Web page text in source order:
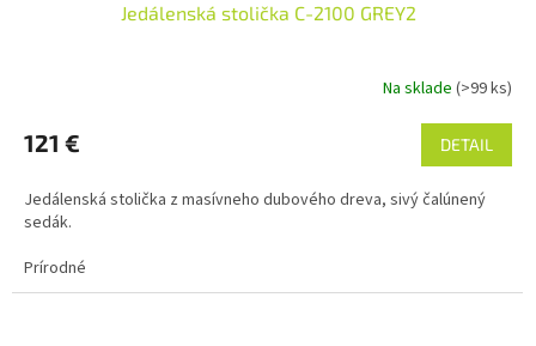
Jedálenská stolička C-2100 GREY2
Na sklade (>99 ks)
121 € DETAIL
Jedálenská stolička z masívneho dubového dreva, sivý čalúnený
sedák.
Prírodné